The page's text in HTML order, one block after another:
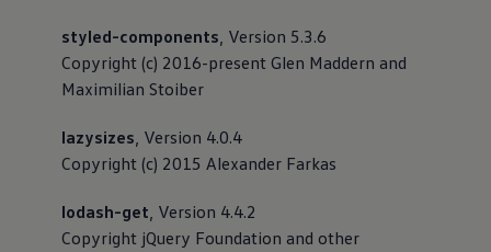
styled-components, Version 5.3.6
Copyright (c) 2016-present Glen Maddern and
Maximilian Stoiber
lazysizes, Version 4.0.4
Copyright (c) 2015 Alexander Farkas
lodash-get, Version 4.4.2
Copyright jQuery Foundation and other